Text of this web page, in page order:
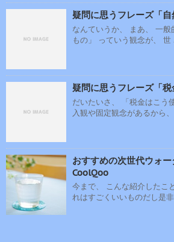
疑問に思うフレーズ「自
なんていうか、 まあ、 一般
もの」 っていう観念が、 世
疑問に思うフレーズ「税
だいたいさ、 「税金はこう
入観や固定観念があるから
おすすめの次世代ウォ
CoolQoo
今まで、 こんな紹介したこ
れはすごくいいものだし是